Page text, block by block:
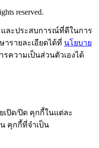
reserved.
ละประสบการณ์ที่ดีในการ
รายละเอียดได้ที่ นโยบาย
ความเป็นส่วนตัวเองได้
ปิด/ปิด คุกกี้ในแต่ละ
คุกกี้ที่จำเป็น